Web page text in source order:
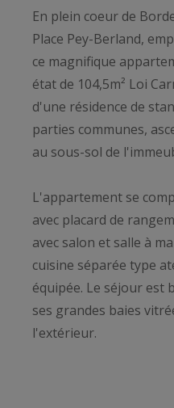
En plein coeur de
Place Pey-Berland,
ce magnifique
état de 104,5m² Loi
d'une résidence de
parties communes,
au sous-sol de
L'appartement se
avec placard de
avec salon et salle à
cuisine séparée type
équipée. Le séjour est
ses grandes baies
l'extérieur.